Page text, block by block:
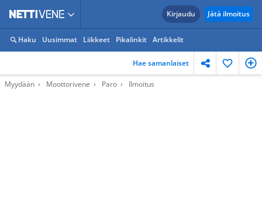
Kirjaudu Jätä ilmoitus
Haku Uusimmat Liikkeet Pikalinkit Artikkelit
Hae samanlaiset
Myydään Moottorivene Paro Ilmoitus